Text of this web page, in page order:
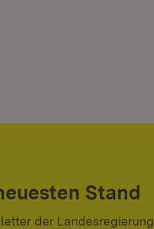
Stand
der Landesregierung.